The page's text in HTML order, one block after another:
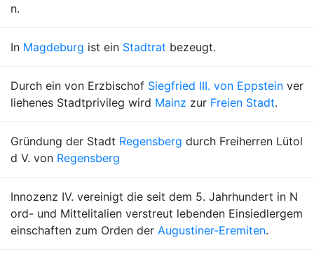
n.
In Magdeburg ist ein Stadtrat bezeugt.
Durch ein von Erzbischof Siegfried III. von Eppstein ver
liehenes Stadtprivileg wird Mainz zur Freien Stadt.
Gründung der Stadt Regensberg durch Freiherren Lütol
d V. von Regensberg
Innozenz IV. vereinigt die seit dem 5. Jahrhundert in N
ord- und Mittelitalien verstreut lebenden Einsiedlergem
einschaften zum Orden der Augustiner-Eremiten.